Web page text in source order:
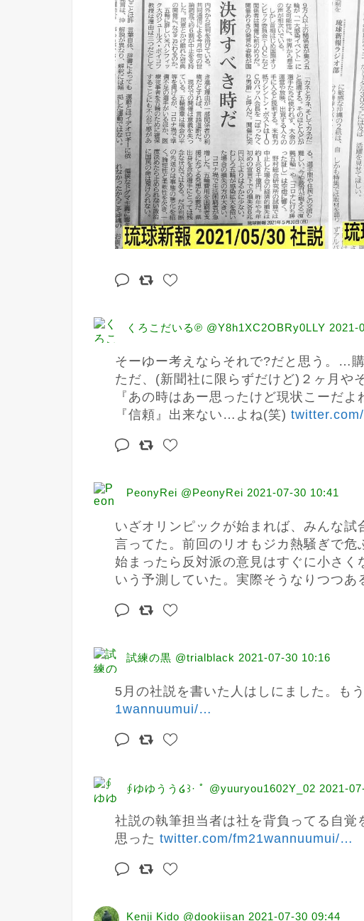
くろこだいる℗ @Y8h1XC2OBRy0LLY 2021-
そーゆー考えならそれで?だと思う。…
ただ、(新聞社に限らずだけど)２ヶ月や
『あの時はあー思ったけど現状こーだ
『信頼』出来ない…よね(笑)
PeonyRei @PeonyRei 2021-07-30 10:41
いざオリンピックが始まれば、みんな
言ってた。前回のリオもジカ熱騒ぎで
始まったら反対派の意見はすぐに小さく
いう予測していた。実際そうなりつつあ
試練の黒 @trialblack 2021-07-30 10:16
5月の社説を書いた人はしにました。も
1wannuumui/…
∮ゆゆうう໒꒱· ﾟ @yuuryou1602Y_02 2021-
社説の執筆担当者は社を背負ってる自覚
思った twitter.com/fm21wannuumui/…
Kenji Kido @dookiisan 2021-07-30 09:44